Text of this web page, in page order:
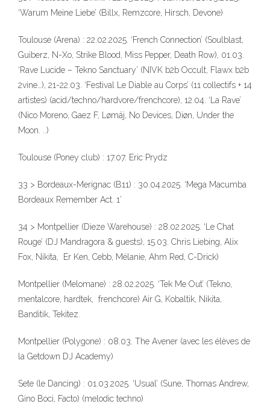
‘Warum Meine Liebe’ (Billx, Remzcore, Hirsch, Devone)
Toulouse (Arena) : 22.02.2025. ‘French Connection’ (Soulblast,
Guiberz, N-Xo, Strike Blood, Miss Pepper, Death Row), 01.03.
‘Rave Lucide – Tekno Sanctuary’ (NIVK b2b Occult, Flawx b2b
2vine…), 21-22.03. ‘Festival Le Diable au Corps’ (11 collectifs + 14
artistes) (acid/techno/hardvore/frenchcore), 12.04. ‘La Rave’
(Nico Moreno, Gaez F, Lømäj, No Devices, Diøn, Under the
Moon. ..)
Toulouse (Poney club) : 17.07. Eric Prydz
33 > Bordeaux-Merignac (B11) : 30.04.2025. ‘Mega Macumba
Bordeaux Remember Act. 1’
34 > Montpellier (Dieze Warehouse) : 28.02.2025. ‘Le Chat
Rouge’ (DJ Mandragora & guests), 15.03. Chris Liebing, Alix
Fox, Nikita, Er Ken, Cebb, Mélanie, Ahm Red, C-Drick)
Montpellier (Melomane) : 28.02.2025. ‘Tek Me Out’ (Tekno,
mentalcore, hardtek, frenchcore) Air G, Kobaltik, Nikita,
Banditik, Tekitez.
Montpellier (Polygone) : 08.03. The Avener (avec les élèves de
la Getdown DJ Academy)
Sete (le Dancing) : 01.03.2025. ‘Usual’ (Sune, Thomas Andrew,
Gino Boci, Facto) (melodic techno)